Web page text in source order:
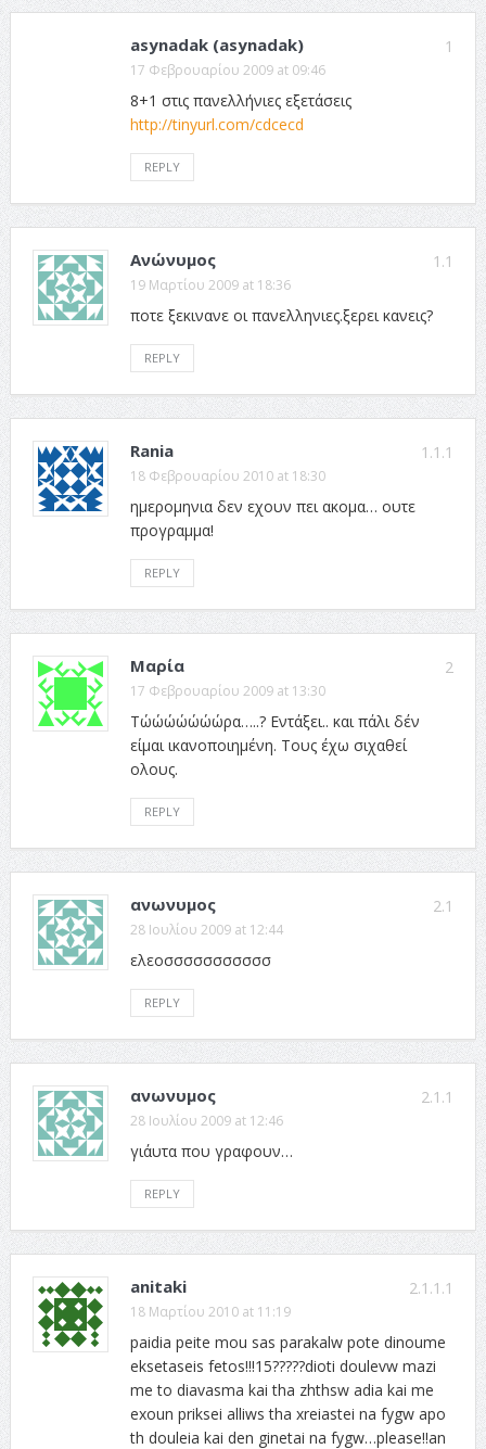
1
asynadak (asynadak)
17 Φεβρουαρίου 2009 at 09:46
8+1 στις πανελλήνιες εξετάσεις
http://tinyurl.com/cdcecd
REPLY
1.1
Ανώνυμος
19 Μαρτίου 2009 at 18:36
ποτε ξεκινανε οι πανελληνιες.ξερει κανεις?
REPLY
1.1.1
Rania
18 Φεβρουαρίου 2010 at 18:30
ημερομηνια δεν εχουν πει ακομα… ουτε
προγραμμα!
REPLY
2
Μαρία
17 Φεβρουαρίου 2009 at 13:30
Τώώώώώώώρα…..? Εντάξει.. και πάλι δέν
είμαι ικανοποιημένη. Τους έχω σιχαθεί
ολους.
REPLY
2.1
ανωνυμος
28 Ιουλίου 2009 at 12:44
ελεοσσσσσσσσσσσ
REPLY
2.1.1
ανωνυμος
28 Ιουλίου 2009 at 12:46
γι΄αυτα που γραφουν…
REPLY
2.1.1.1
anitaki
18 Μαρτίου 2010 at 11:19
paidia peite mou sas parakalw pote dinoume
eksetaseis fetos!!!15?????dioti doulevw mazi
me to diavasma kai tha zhthsw adia kai me
exoun priksei alliws tha xreiastei na fygw apo
th douleia kai den ginetai na fygw…please!!an